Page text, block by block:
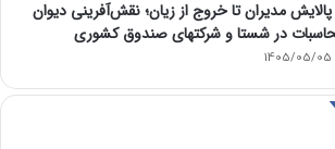
پالایش مدیران تا خروج از زیان؛ نقش‌آفرینی دیوان
در شستا و شرکتهای صندوق کشوری
1405/05/05